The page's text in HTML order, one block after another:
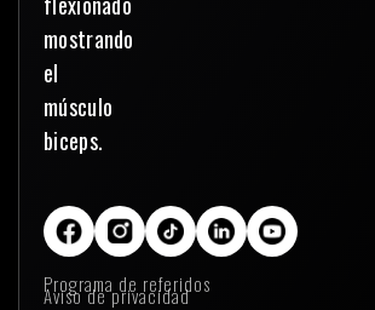
Programa de referidos
Aviso de privacidad